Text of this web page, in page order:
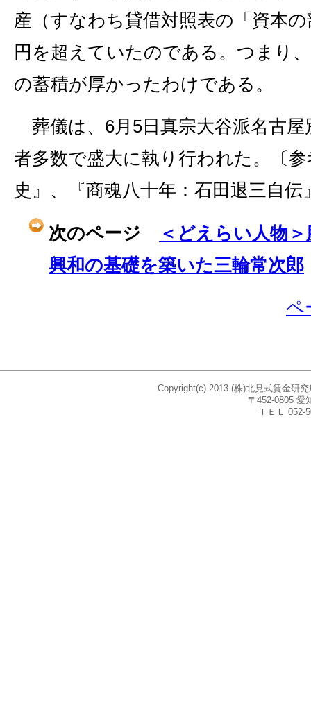
産（すなわち貸借対照表の「資本
円を超えていたのである。つまり
の蓄積が厚かったわけである。
葬儀は、6月5日真宗大谷派名古
者多数で盛大に執り行われた。〔
史』、『商魂八十年：石田退三自伝
次のページ
＜どえらい人物
興和の基礎を築いた三輪常次郎
ペ
Copyright(c) 2013 (株)北見式賃金研
〒452-0805 愛
ＴＥＬ 052-